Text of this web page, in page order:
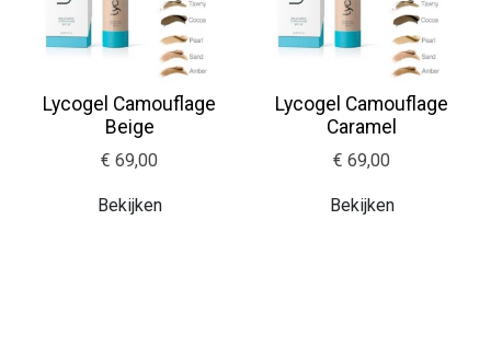
Lycogel Camouflage
Beige
€ 69,00
Bekijken
Lycogel Camouflage
Caramel
€ 69,00
Bekijken